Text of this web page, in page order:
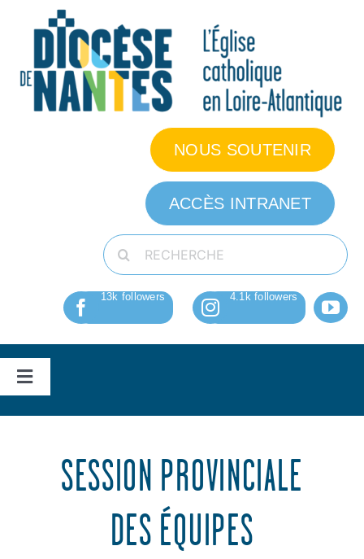
NOUS SOUTENIR
ACCÈS INTRANET
Rechercher:
Navigation
Vie d’église
Nos missions
SESSION PROVINCIALE
DES ÉQUIPES